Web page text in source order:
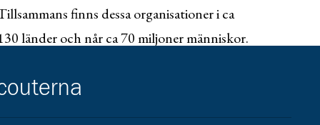
finns dessa organisationer i ca
länder och når ca 70 miljoner människor.
50 000 medlemmar.